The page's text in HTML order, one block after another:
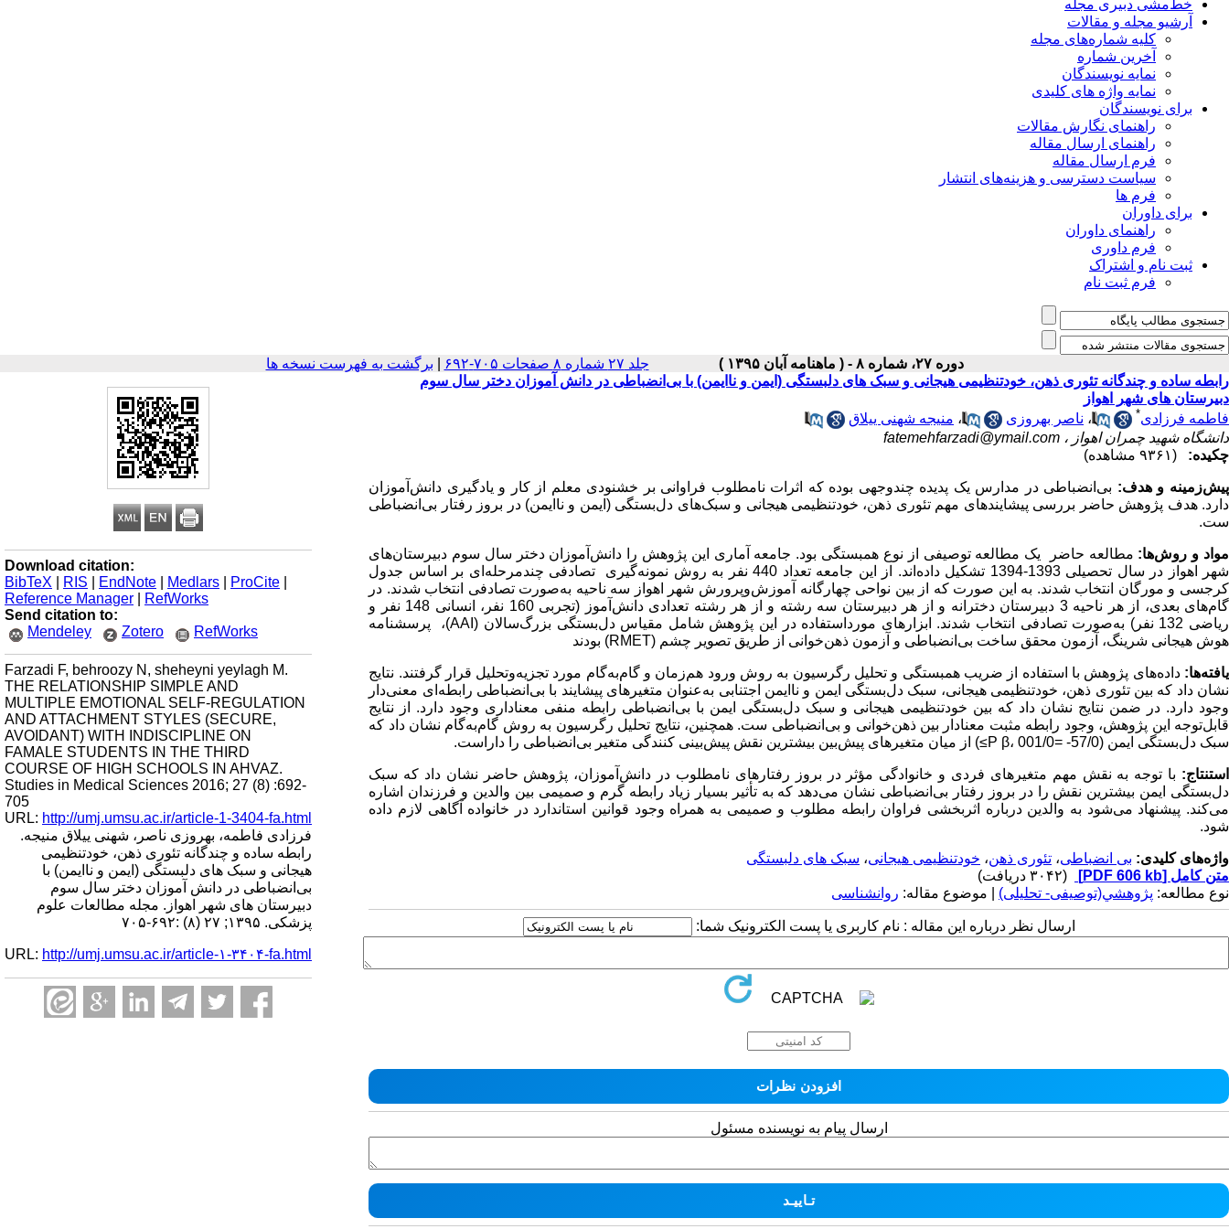
خط‌مشی دبیری مجله
آرشیو مجله و مقالات
کلیه شماره‌های مجله
آخرین شماره
نمایه نویسندگان
نمایه واژه های کلیدی
برای نویسندگان
راهنمای نگارش مقالات
راهنمای ارسال مقاله
فرم ارسال مقاله
سیاست دسترسی و هزینه‌های انتشار
فرم ها
برای داوران
راهنمای داوران
فرم داوری
ثبت نام و اشتراک
فرم ثبت نام
دوره ۲۷، شماره ۸ - ( ماهنامه آبان ۱۳۹۵ ) جلد ۲۷ شماره ۸ صفحات ۷۰۵-۶۹۲ برگشت به فهرست نسخه ها
Download citation:
BibTeX
RIS EndNote Medlars ProCite
Reference Manager
RefWorks
Send citation to:
Mendeley
Zotero RefWorks
Farzadi F, behroozy N, sheheyni yeylagh M.
THE RELATIONSHIP SIMPLE AND
MULTIPLE EMOTIONAL SELF-REGULATION
AND ATTACHMENT STYLES (SECURE,
AVOIDANT) WITH INDISCIPLINE ON
FAMALE STUDENTS IN THE THIRD
COURSE OF HIGH SCHOOLS IN AHVAZ.
Studies in Medical Sciences 2016; 27 (8) :692-
705
URL: http://umj.umsu.ac.ir/article-1-3404-fa.html
فرزادی فاطمه، بهروزی ناصر، شهنی ییلاق منیجه.
رابطه ساده و چندگانه تئوری ذهن، خودتنظیمی
هیجانی و سبک های دلبستگی (ایمن و ناایمن) با
بی‌انضباطی در دانش آموزان دختر سال سوم
دبیرستان های شهر اهواز. مجله مطالعات علوم
پزشکی. ۱۳۹۵; ۲۷ (۸) :۶۹۲-۷۰۵
URL: http://umj.umsu.ac.ir/article-۱-۳۴۰۴-fa.html
رابطه ساده و چندگانه تئوری ذهن، خودتنظیمی هیجانی و سبک های دلبستگی (ایمن و ناایمن) با بی‌انضباطی در دانش آموزان دختر سال سوم
دبیرستان های شهر اهواز
فاطمه فرزادی* ، ناصر بهروزی ، منیجه شهنی ییلاق
دانشگاه شهید چمران اهواز ، fatemehfarzadi@ymail.com
چکیده:
(۹۳۶۱ مشاهده)
پیش‌زمینه و هدف: بی‌انضباطی در مدارس یک پدیده چندوجهی بوده که اثرات نامطلوب فراوانی بر خشنودی معلم از کار و یادگیری دانش‌آموزان
دارد. هدف پژوهش حاضر بررسی پیشایندهای مهم تئوری ذهن، خودتنظیمی هیجانی و سبک‌های دل‌بستگی (ایمن و ناایمن) در بروز رفتار بی‌انضباطی
ست.
مواد و روش‌ها: مطالعه حاضر یک مطالعه توصیفی از نوع همبستگی بود. جامعه آماری این پژوهش را دانش‌آموزان دختر سال سوم دبیرستان‌های
شهر اهواز در سال تحصیلی 1393-1394 تشکیل داده‌اند. از این جامعه تعداد 440 نفر به روش نمونه‌گیری تصادفی چندمرحله‌ای بر اساس جدول
کرجسی و مورگان انتخاب شدند. به این صورت که از بین نواحی چهارگانه آموزش‌وپرورش شهر اهواز سه ناحیه به‌صورت تصادفی انتخاب شدند. در
گام‌های بعدی، از هر ناحیه 3 دبیرستان دخترانه و از هر دبیرستان سه رشته و از هر رشته تعدادی دانش‌آموز (تجربی 160 نفر، انسانی 148 نفر و
ریاضی 132 نفر) به‌صورت تصادفی انتخاب شدند. ابزارهای مورداستفاده در این پژوهش شامل مقیاس دل‌بستگی بزرگ‌سالان (
AAI)، پرسشنامه
هوش هیجانی شرینگ، آزمون محقق ساخت بی‌انضباطی و آزمون ذهن‌خوانی از طریق تصویر چشم (RMET) بودند
یافته‌ها:داده‌های پژوهش با استفاده از ضریب همبستگی و تحلیل رگرسیون به روش ورود هم‌زمان و گام‌به‌گام مورد تجزیه‌و‌تحلیل قرار گرفتند. نتایج
نشان داد که بین تئوری ذهن، خودتنظیمی هیجانی، سبک دل‌بستگی ایمن و ناایمن اجتنابی به‌عنوان متغیرهای پیشایند با بی‌انضباطی رابطه‌‌ای معنی‌‌دار
وجود دارد. در ضمن نتایج نشان داد که بین خودتنظیمی هیجانی و سبک دل‌بستگی ایمن با بی‌انضباطی رابطه منفی معناداری وجود دارد. از نتایج
قابل‌توجه این پژوهش، وجود رابطه مثبت معنادار بین ذهن‌خوانی و بی‌انضباطی ست. همچنین، نتایج تحلیل رگرسیون به روش گام‌به‌گام نشان داد که
سبک دل‌بستگی ایمن (57/0- =β، 001/0
P
≤) از میان متغیرهای پیش‌بین بیشترین نقش پیش‌بینی کنندگی متغیر بی‌انضباطی را داراست.
استنتاج: با توجه به نقش مهم متغیرهای فردی و خانوادگی مؤثر در بروز رفتارهای نامطلوب در دانش‌آموزان، پژوهش حاضر نشان داد که سبک
دل‌بستگی ایمن بیشترین نقش را در بروز رفتار بی‌انضباطی نشان می‌دهد که به تأثیر بسیار زیاد رابطه گرم و صمیمی بین والدین و فرزندان اشاره
می‌کند. پیشنهاد می‌شود به والدین درباره اثربخشی فراوان رابطه مطلوب و صمیمی به همراه وجود قوانین استاندارد در خانواده آگاهی لازم داده
شود.
واژه‌های کلیدی: بی انضباطی، تئوری ذهن، خودتنظیمی هیجانی، سبک های دلبستگی
متن کامل [PDF 606 kb]
(۳۰۴۲ دریافت)
نوع مطالعه: پژوهشي(توصیفی- تحلیلی) | موضوع مقاله: روانشناسی
ارسال نظر درباره این مقاله : نام کاربری یا پست الکترونیک شما:
ارسال پیام به نویسنده مسئول